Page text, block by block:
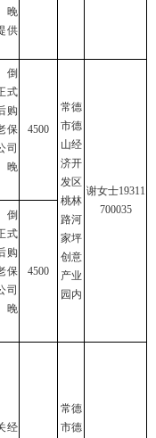
晚
供
倒
式
购
保
司
晚
4500
常德
市德
山经
济开
发区
桃林
路河
家坪
创意
产业
园内
谢女士19311
700035
倒
式
购
保
司
晚
4500
经
常德
市德